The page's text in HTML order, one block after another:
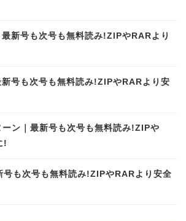
新号も次号も無料読み!ZIPやRARより
新号も次号も無料読み!ZIPやRARより安
ン｜最新号も次号も無料読み!ZIPや
!
号も次号も無料読み!ZIPやRARより安全